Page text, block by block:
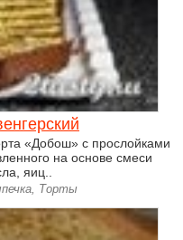
«Добош» с прослойками
на основе смеси
яиц..
Торты